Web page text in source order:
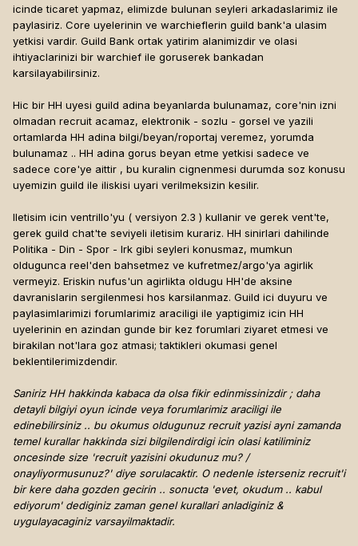
icinde ticaret yapmaz, elimizde bulunan seyleri arkadaslarimiz ile
paylasiriz. Core uyelerinin ve warchieflerin guild bank'a ulasim
yetkisi vardir. Guild Bank ortak yatirim alanimizdir ve olasi
ihtiyaclarinizi bir warchief ile goruserek bankadan
karsilayabilirsiniz.
Hic bir HH uyesi guild adina beyanlarda bulunamaz, core'nin izni
olmadan recruit acamaz, elektronik - sozlu - gorsel ve yazili
ortamlarda HH adina bilgi/beyan/roportaj veremez, yorumda
bulunamaz .. HH adina gorus beyan etme yetkisi sadece ve
sadece core'ye aittir , bu kuralin cignenmesi durumda soz konusu
uyemizin guild ile iliskisi uyari verilmeksizin kesilir.
Iletisim icin ventrillo'yu ( versiyon 2.3 ) kullanir ve gerek vent'te,
gerek guild chat'te seviyeli iletisim kurariz. HH sinirlari dahilinde
Politika - Din - Spor - Irk gibi seyleri konusmaz, mumkun
oldugunca reel'den bahsetmez ve kufretmez/argo'ya agirlik
vermeyiz. Eriskin nufus'un agirlikta oldugu HH'de aksine
davranislarin sergilenmesi hos karsilanmaz. Guild ici duyuru ve
paylasimlarimizi forumlarimiz araciligi ile yaptigimiz icin HH
uyelerinin en azindan gunde bir kez forumlari ziyaret etmesi ve
birakilan not'lara goz atmasi; taktikleri okumasi genel
beklentilerimizdendir.
Saniriz HH hakkinda kabaca da olsa fikir edinmissinizdir ; daha
detayli bilgiyi oyun icinde veya forumlarimiz araciligi ile
edinebilirsiniz .. bu okumus oldugunuz recruit yazisi ayni zamanda
temel kurallar hakkinda sizi bilgilendirdigi icin olasi katiliminiz
oncesinde size 'recruit yazisini okudunuz mu? /
onayliyormusunuz?' diye sorulacaktir. O nedenle isterseniz recruit'i
bir kere daha gozden gecirin .. sonucta 'evet, okudum .. kabul
ediyorum' dediginiz zaman genel kurallari anladiginiz &
uygulayacaginiz varsayilmaktadir.